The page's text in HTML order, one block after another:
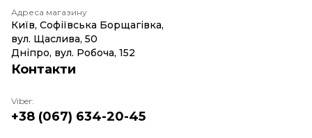
Адреса магазину
Київ, Софіївська Борщагівка,
вул. Щаслива, 50
Дніпро, вул. Робоча, 152
Контакти
Viber:
+38 (067) 634-20-45